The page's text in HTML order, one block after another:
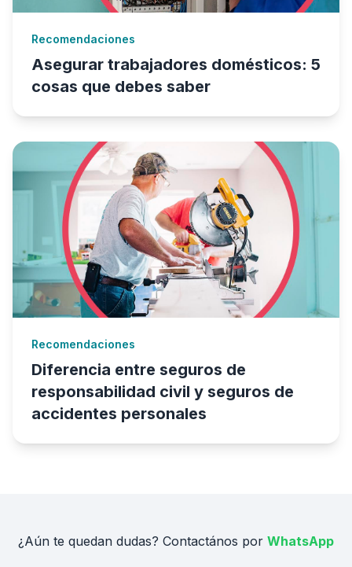
Recomendaciones
Asegurar trabajadores domésticos: 5
cosas que debes saber
Recomendaciones
Diferencia entre seguros de
responsabilidad civil y seguros de
accidentes personales
¿Aún te quedan dudas? Contactános por WhatsApp